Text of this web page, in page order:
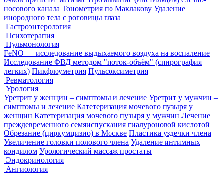
носового канала Тонометрия по Маклакову Удаление
инородного тела с роговицы глаза
Гастроэнтерология
Психотерапия
Пульмонология
FeNO — исследование выдыхаемого воздуха на воспаление
Исследование ФВД методом "поток-объём" (спирография
легких) Пикфлоуметрия Пульсоксиметрия
Ревматология
Урология
Уретрит у женщин – симптомы и лечение Уретрит у мужчин –
симптомы и лечение Катетеризация мочевого пузыря у
женщин Катетеризация мочевого пузыря у мужчин Лечение
преждевременного семяиспускания гиалуроновой кислотой
Обрезание (циркумцизио) в Москве Пластика уздечки члена
Увеличение головки полового члена Удаление интимных
кондилом Урологический массаж простаты
Эндокринология
Ангиология